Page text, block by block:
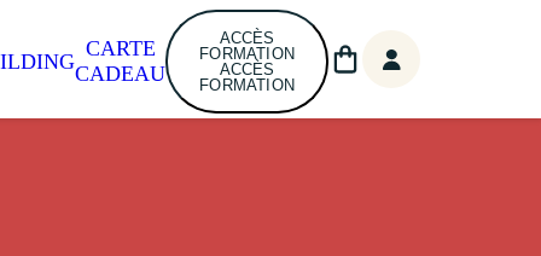
CARTE
CADEAU
ACCÈS
FORMATION
ACCÈS
FORMATION